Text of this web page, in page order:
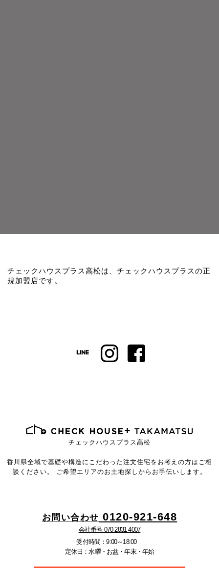
チェックハウスプラス高松は、チェックハウスプラスの正
規加盟店です。
チェックハウスプラス高松
香川県全域で基礎や構造にこだわった注文住宅を お考えの方はご相
談ください。
ご希望エリアのお土地探しからお手伝いします。
お問い合わせ 0120-921-648
会社番号 070-2831-4007
受付時間：9:00～18:00
定休日：水曜・お盆・年末・年始